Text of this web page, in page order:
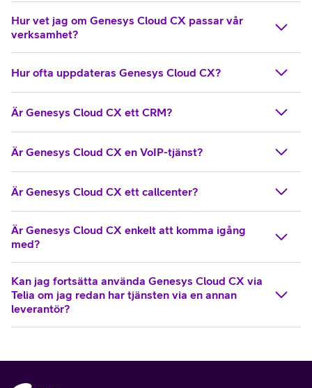
Hur vet jag om Genesys Cloud CX passar vår
verksamhet?
Hur ofta uppdateras Genesys Cloud CX?
Är Genesys Cloud CX ett CRM?
Är Genesys Cloud CX en VoIP-tjänst?
Är Genesys Cloud CX ett callcenter?
Är Genesys Cloud CX enkelt att komma igång
med?
Kan jag fortsätta använda Genesys Cloud CX via
Telia om jag redan har tjänsten via en annan
leverantör?